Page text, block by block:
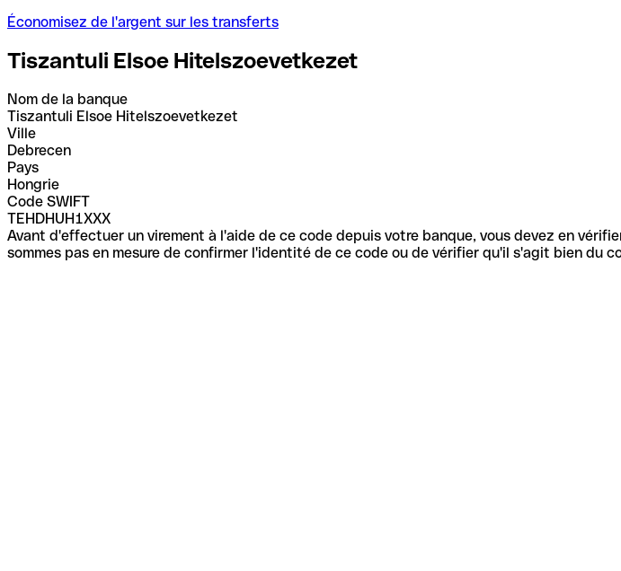
Économisez de l'argent sur les transferts
Tiszantuli Elsoe Hitelszoevetkezet
Nom de la banque
Tiszantuli Elsoe Hitelszoevetkezet
Ville
Debrecen
Pays
Hongrie
Code SWIFT
TEHDHUH1XXX
Avant d'effectuer un virement à l'aide de ce code depuis votre banque, vous devez en
sommes pas en mesure de confirmer l'identité de ce code ou de vérifier qu'il s'agit bien du